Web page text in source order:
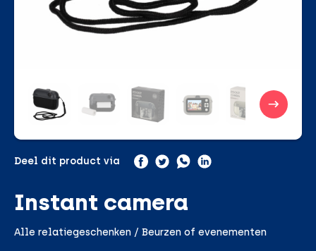
Deel dit product via
Instant camera
Alle relatiegeschenken / Beurzen of evenementen